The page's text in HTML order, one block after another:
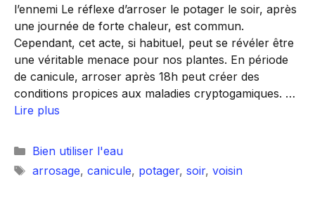
l’ennemi Le réflexe d’arroser le potager le soir, après
une journée de forte chaleur, est commun.
Cependant, cet acte, si habituel, peut se révéler être
une véritable menace pour nos plantes. En période
de canicule, arroser après 18h peut créer des
conditions propices aux maladies cryptogamiques. …
Lire plus
Catégories
Bien utiliser l'eau
Étiquettes
arrosage, canicule, potager, soir, voisin